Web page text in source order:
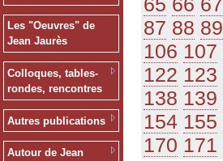
Les "Oeuvres" de
Jean Jaurès
Colloques, tables-
rondes, rencontres
Autres publications
Autour de Jean
87 88 89
106 107
122 123
138 139
154 155
170 171